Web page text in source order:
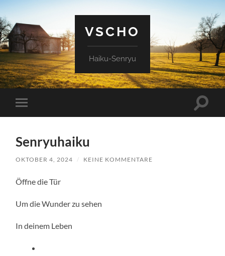
VSCHO
Haiku-Senryu
Mobile-
Menü
Senryuhaiku
OKTOBER 4, 2024 / KEINE KOMMENTARE
Öffne die Tür
Um die Wunder zu sehen
In deinem Leben